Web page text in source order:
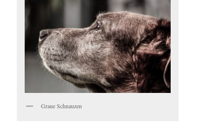
Graue Schnauzen